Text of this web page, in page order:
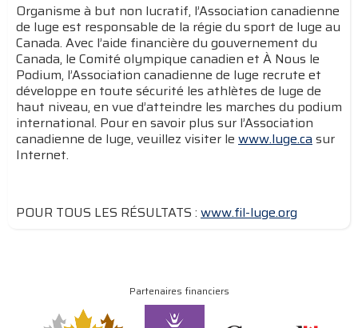
Organisme à but non lucratif, l’Association canadienne
de luge est responsable de la régie du sport de luge au
Canada. Avec l’aide financière du gouvernement du
Canada, le Comité olympique canadien et À Nous le
Podium, l’Association canadienne de luge recrute et
développe en toute sécurité les athlètes de luge de
haut niveau, en vue d’atteindre les marches du podium
international. Pour en savoir plus sur l’Association
canadienne de luge, veuillez visiter le www.luge.casur
Internet.
POUR TOUS LES RÉSULTATS : www.fil-luge.org
Partenaires financiers